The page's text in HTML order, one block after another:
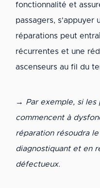
fonctionnalité et
passagers, s'appuyer
réparations peut
récurrentes et une
ascenseurs au fil du
→ Par exemple, si les
commencent à
réparation résoudra
diagnostiquant et en
défectueux.